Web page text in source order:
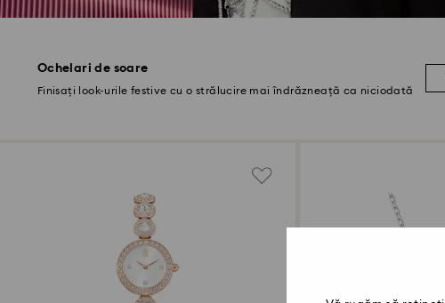
Ochelari de soare
Finisați look-urile festive cu o strălucire mai îndrăzneață ca niciodată